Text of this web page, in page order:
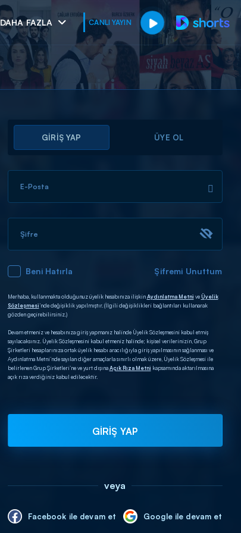
DAHA FAZLA CANLI YAYIN
GİRİŞ YAP ÜYE OL
E-Posta
Şifre
Beni Hatırla Şifremi Unuttum
Merhaba, kullanmakta olduğunuz üyelik hesabınıza ilişkinAydınlatma Metni veÜyelik
Sözleşmesi’nde değişiklik yapılmıştır. (İlgili değişiklikleri bağlantıları kullanarak
gözden geçirebilirsiniz.)
Devam etmeniz ve hesabınıza giriş yapmanız halinde Üyelik Sözleşmesini kabul etmiş
sayılacaksınız. Üyelik Sözleşmesini kabul etmeniz halinde; kişisel verilerinizin, Grup
Şirketleri hesaplarınıza ortak üyelik hesabı aracılığıyla giriş yapılmasının sağlanması ve
Aydınlatma Metni’nde sayılan diğer amaçlarla sınırlı olmak üzere, Üyelik Sözleşmesi ile
belirlenen Grup Şirketleri’ne ve yurt dışınaAçık Rıza Metni kapsamında aktarılmasına
açık rıza verdiğiniz kabul edilecektir.
GİRİŞ YAP
veya
Facebook ile devam et Google ile devam et